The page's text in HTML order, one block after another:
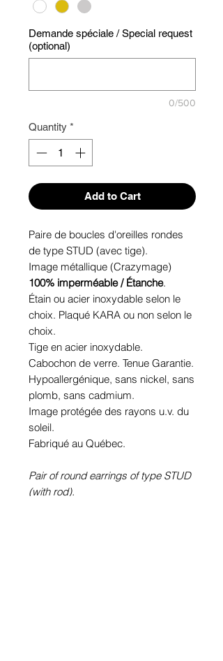
Demande spéciale / Special request
(optional)
0/500
Quantity *
Add to Cart
Paire de boucles d'oreilles rondes
de type STUD (avec tige).
Image métallique (Crazymage)
100% imperméable / Étanche.
Étain ou acier inoxydable selon le
choix. Plaqué KARA ou non selon le
choix.
Tige en acier inoxydable.
Cabochon de verre. Tenue Garantie.
Hypoallergénique, sans nickel, sans
plomb, sans cadmium.
Image protégée des rayons u.v. du
soleil.
Fabriqué au Québec.
Pair of round earrings of type STUD
(with rod).